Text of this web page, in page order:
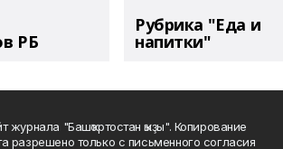
РБ
Рубрика "Еда и
напитки"
"Башҡортостан ҡыҙы". Копирование
разрешено только с письменного согласия